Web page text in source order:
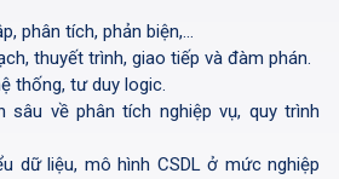
phân tích, phản biện,…
thuyết trình, giao tiếp và đàm phán.
thống, tư duy logic.
sâu về phân tích nghiệp vụ, quy trình
dữ liệu, mô hình CSDL ở mức nghiệp